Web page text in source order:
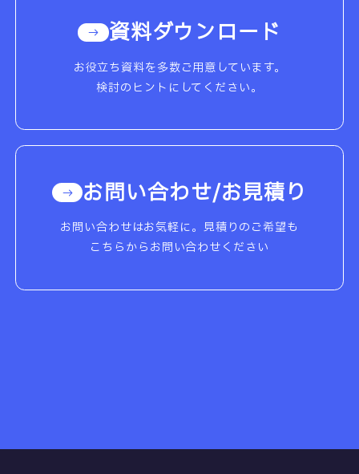
資料ダウンロード
お役立ち資料を多数ご用意しています。
検討のヒントにしてください。
お問い合わせ/お見積り
お問い合わせはお気軽に。見積りのご希望も
こちらからお問い合わせください